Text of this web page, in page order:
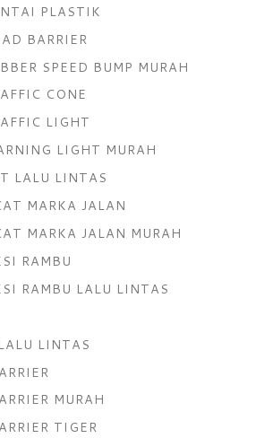
PLASTIK
BARRIER
SPEED BUMP MURAH
CONE
LIGHT
LIGHT MURAH
LALU LINTAS
MARKA JALAN
MARKA JALAN MURAH
RAMBU
RAMBU LALU LINTAS
LINTAS
MURAH
TIGER